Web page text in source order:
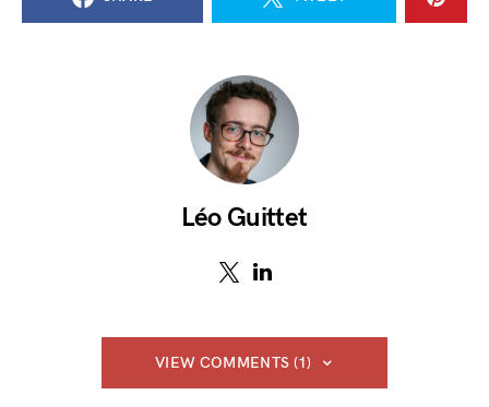
Léo Guittet
VIEW COMMENTS (1)